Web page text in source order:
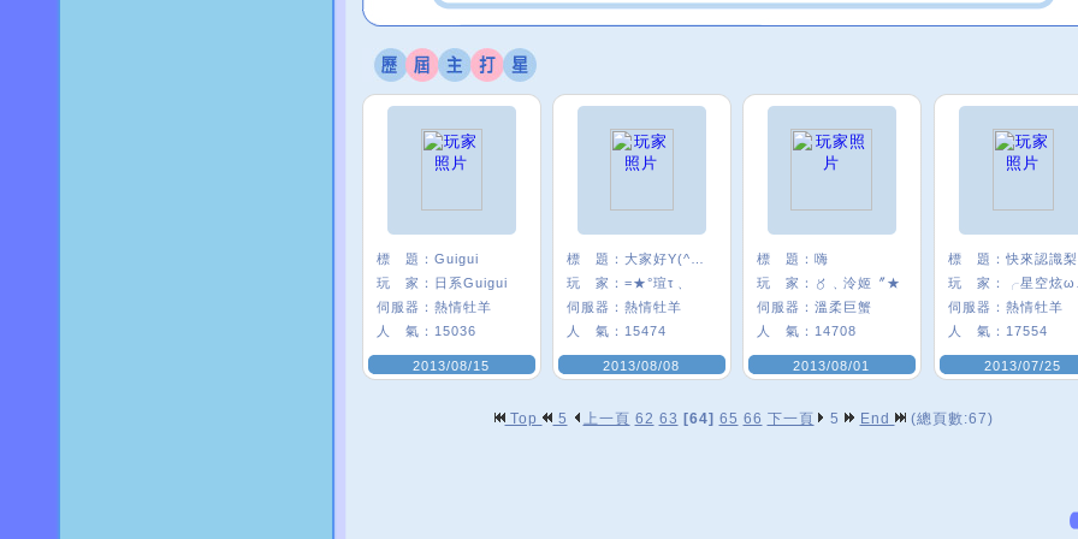
標 題： Guigui
玩 家： 日系Guigui
伺服器： 熱情牡羊
人 氣： 15036
2013/08/15
標 題：
玩 家： =★°瑄τ﹑
伺服器： 熱情牡羊
人 氣： 15474
2013/08/08
標 題： 嗨
玩 家：
〥﹑泠姬〞★
伺服器： 溫柔巨蟹
人 氣： 14708
2013/08/01
標 題：
玩 家：
伺服器： 熱情牡羊
人 氣： 17554
2013/07/25
Top 5 上一頁 62 63 [64] 65 66 下一頁 5 End (總頁數:67)